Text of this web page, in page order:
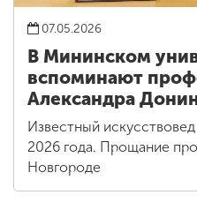
07.05.2026
В Мининском
вспоминают
Александра
Известный
2026 года. Прощание
Новгороде